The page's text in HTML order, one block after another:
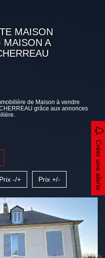
MAISON
MAISON A
de Maison à vendre
grâce aux annonces
Créer une alerte
Prix -/+ Prix +/-